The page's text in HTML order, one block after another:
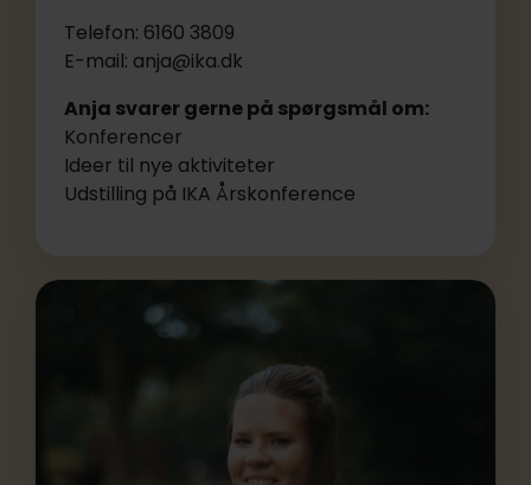
Telefon: 6160 3809
E-mail: anja@ika.dk
Anja svarer gerne på spørgsmål om:
Konferencer
Ideer til nye aktiviteter
Udstilling på IKA Årskonference